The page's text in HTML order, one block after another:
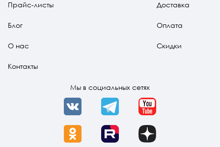
Прайс-листы
Блог
О нас
Контакты
Доставка
Оплата
Скидки
Мы в социальных сетях
VK Telegram YouTube
OK Rutube Dzen